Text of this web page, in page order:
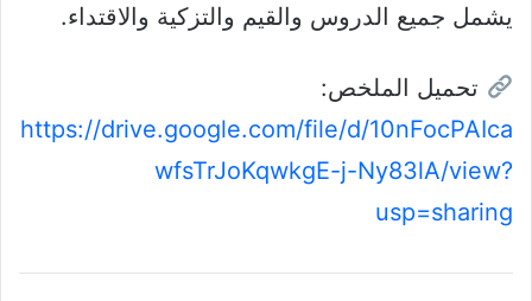
يشمل جميع الدروس والقيم والتزكية والاقتداء.
تحميل الملخص:
https://drive.google.com/file/d/10nFocPAIca
wfsTrJoKqwkgE-j-Ny83lA/view?
usp=sharing